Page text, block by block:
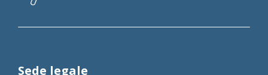
Sede legale